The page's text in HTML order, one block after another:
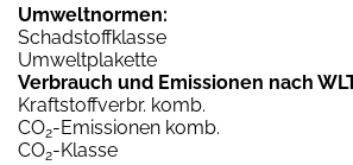
Umweltnormen:
Schadstoffklasse
Umweltplakette
Verbrauch und Emissionen nach
Kraftstoffverbr. komb.
CO2-Emissionen komb.
CO2-Klasse